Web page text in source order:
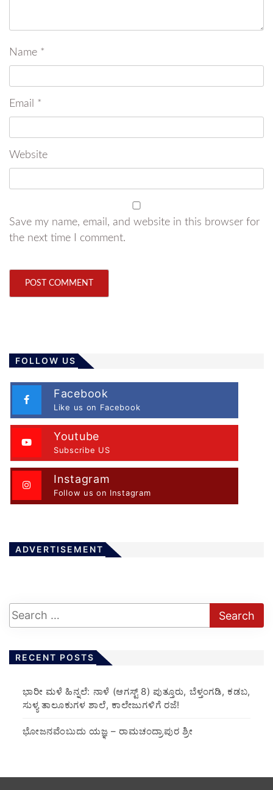
Name *
Email *
Website
Save my name, email, and website in this browser for
the next time I comment.
FOLLOW US
Facebook
Like us on Facebook
Youtube
Subscribe US
Instagram
Follow us on Instagram
ADVERTISEMENT
RECENT POSTS
​ಭಾರೀ ಮಳೆ ಹಿನ್ನಲೆ: ನಾಳೆ (ಆಗಸ್ಟ್ 8) ಪುತ್ತೂರು, ಬೆಳ್ತಂಗಡಿ, ಕಡಬ,
ಸುಳ್ಯ ತಾಲೂಕುಗಳ ಶಾಲೆ, ಕಾಲೇಜುಗಳಿಗೆ ರಜೆ!
ಭೋಜನವೆಂಬುದು ಯಜ್ಞ – ರಾಮಚಂದ್ರಾಪುರ ಶ್ರೀ